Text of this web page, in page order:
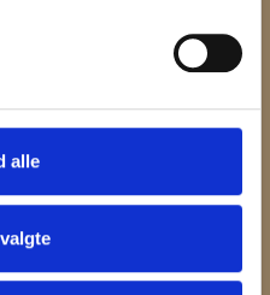
alle
Man kan ikke flytte
ved afbud.
er det kun muligt at
ugebasis.
mod kattesyge og
kastrerede.